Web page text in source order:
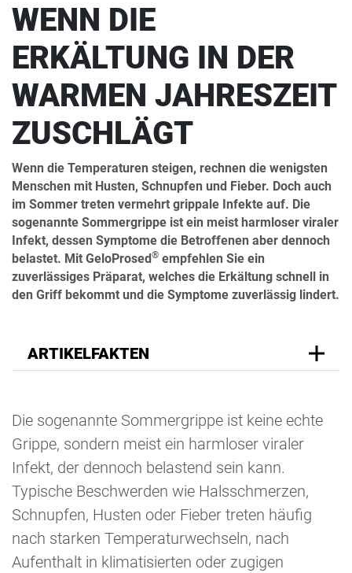
WENN DIE
ERKÄLTUNG IN DER
WARMEN JAHRESZEIT
ZUSCHLÄGT
Wenn die Temperaturen steigen, rechnen die wenigsten
Menschen mit Husten, Schnupfen und Fieber. Doch auch
im Sommer treten vermehrt grippale Infekte auf. Die
sogenannte Sommergrippe ist ein meist harmloser viraler
Infekt, dessen Symptome die Betroffenen aber dennoch
belastet. Mit GeloProsed® empfehlen Sie ein
zuverlässiges Präparat, welches die Erkältung schnell in
den Griff bekommt und die Symptome zuverlässig lindert.
ARTIKELFAKTEN
Die sogenannte Sommergrippe ist keine echte
Grippe, sondern meist ein harmloser viraler
Infekt, der dennoch belastend sein kann.
Typische Beschwerden wie Halsschmerzen,
Schnupfen, Husten oder Fieber treten häufig
nach starken Temperaturwechseln, nach
Aufenthalt in klimatisierten oder zugigen